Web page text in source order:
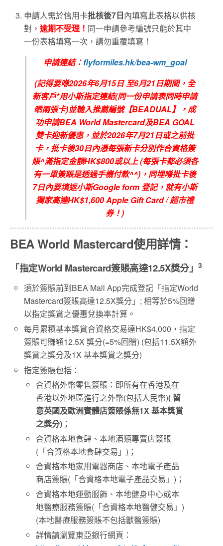
申請人需於信用卡批核後7日內填寫此表格以供核
對，逾期不受理！ 同一申請參考編號只能於其中
一份表格填寫一次，請勿重覆填寫！
申請連結：flyformiles.hk/bea-wm_goal
(記得要喺2026年6月15日至6月21日期間，全
新客戶*用小斯指定連結(同一份申請表同時申請
晒兩張卡)並輸入推薦編號【BEADUAL】，成
功申請BEA World Mastercard及BEA GOAL
雙卡迎新優惠，並於2026年7月21日或之前批
卡，批卡後30日內憑每張新卡分別作合資格簽
賬^滿指定金額HK$800或以上(每張卡都必須各
有一單簽賬是透過手機付款^^) ，同埋喺批卡後
7日內要填返小斯Google form 登記，就有小斯
獨家高達HK$1,600 Apple Gift Card /超市禮
券！)
BEA World Mastercard使用詳情：
「指定World Mastercard簽賬高達12.5X獎分」3
須於簽賬前到BEA Mall App完成登記「指定World
Mastercard簽賬高達12.5X獎分」; 相等於5%回贈
以指定獎賞之優惠兌換率計算。
每月累積基本獎賞合資格交易達HK$4,000，指定
簽賬可賺額12.5X 獎分(=5%回贈) (包括11.5X額外
獎賞之獎分及1X 基本獎賞之獎分)
指定簽賬包括：
合資格外幣零售簽賬：即所有在香港及在
香港以外地區進行之外幣(包括人民幣)( 留
意英國及歐洲實體店簽賬係無1X基本獎賞
之獎分) ；
合資格本地食肆、本地酒類專賣店簽賬
(「合資格本地食肆交易」)；
合資格本地家用電器商店、本地電子產品
商店簽賬(「合資格本地電子產品交易」)；
合資格本地運動服飾、本地健身中心或本
地醫療服務簽賬(「合資格本地醫健交易」)
(本地醫療服務簽賬不包括獸醫簽賬)
詳情請瀏覽東亞銀行網頁：